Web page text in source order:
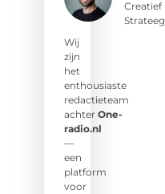
Creatief
Strateeg
Wij
zijn
het
enthousiaste
redactieteam
achter One-
radio.nl
—
een
platform
voor